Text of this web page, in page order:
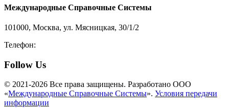
Международные Справочные Системы
101000, Москва, ул. Мясницкая, 30/1/2
Телефон:
Follow Us
© 2021-2026 Все права защищены. Разработано ООО
«Международные Справочные Системы». Условия передачи
информации